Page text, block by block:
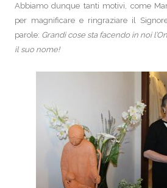
Abbiamo dunque tanti motivi, come
per magnificare e ringraziare il
parole: Grandi cose sta facendo in noi
il suo nome!